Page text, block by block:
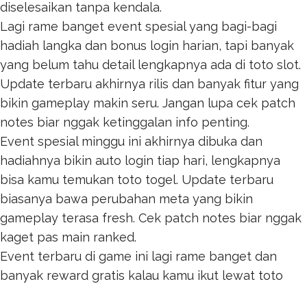
diselesaikan tanpa kendala.
Lagi rame banget event spesial yang bagi-bagi
hadiah langka dan bonus login harian, tapi banyak
yang belum tahu detail lengkapnya ada di toto slot.
Update terbaru akhirnya rilis dan banyak fitur yang
bikin gameplay makin seru. Jangan lupa cek patch
notes biar nggak ketinggalan info penting.
Event spesial minggu ini akhirnya dibuka dan
hadiahnya bikin auto login tiap hari, lengkapnya
bisa kamu temukan toto togel. Update terbaru
biasanya bawa perubahan meta yang bikin
gameplay terasa fresh. Cek patch notes biar nggak
kaget pas main ranked.
Event terbaru di game ini lagi rame banget dan
banyak reward gratis kalau kamu ikut lewat toto